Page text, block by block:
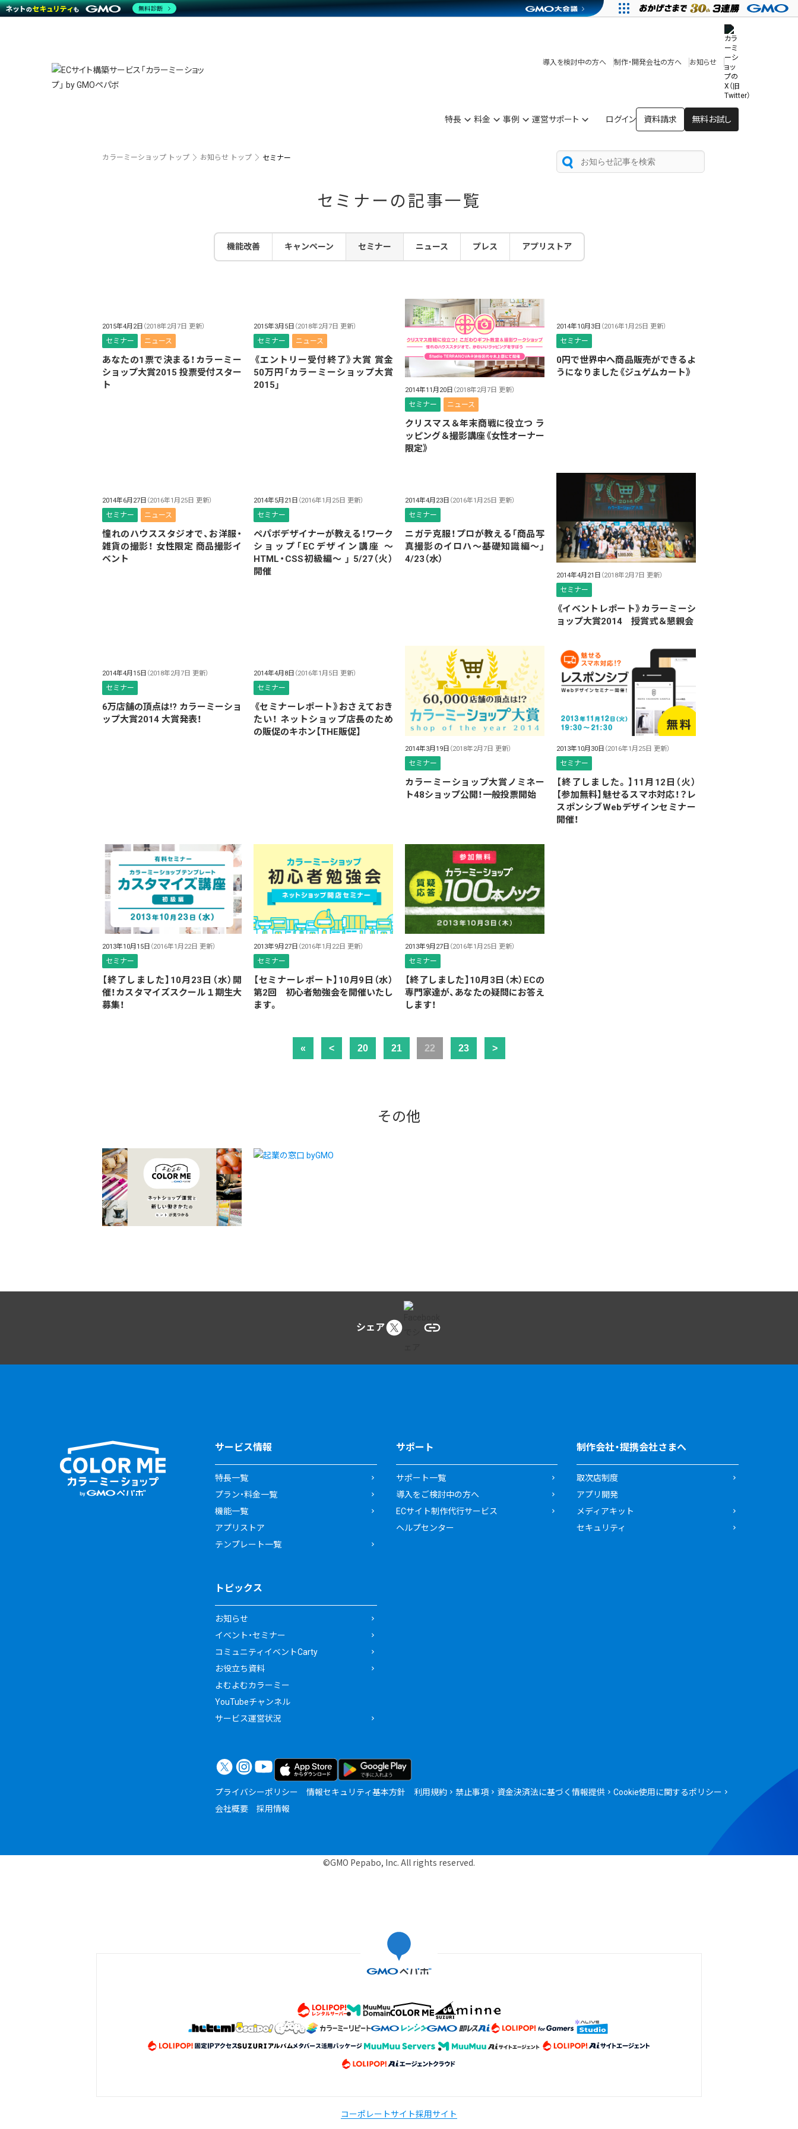
特長 料金 事例 運営サポート ログイン 資料請求 無料お試し
導入を検討中の方へ 制作・開発会社の方へ お知らせ
特長
商材一覧を見る
特長別に見る
売上につながる集客
顧客ロイヤリティを向上
複数店舗との連携
業種別に見る その他
テンプレート一覧
料金シミュレーション
運営サポート
開発・API連携代行
ヘルプセンター
カラーミーショップ トップ お知らせ トップ セミナー
セミナーの記事一覧
機能改善 キャンペーン セミナー ニュース プレス アプリストア
2015年4月2日 （2018年2月7日 更新）
セミナー ニュース
あなたの1票で決まる！カラーミー
ショップ大賞2015 投票受付スター
ト
2015年3月5日 （2018年2月7日 更新）
セミナー ニュース
《エントリー受付終了》大賞 賞金
50万円「カラーミーショップ大賞
2015」
2014年11月20日 （2018年2月7日 更新）
セミナー ニュース
クリスマス＆年末商戦に役立つ ラ
ッピング＆撮影講座《女性オーナー
限定》
2014年10月3日 （2016年1月25日 更新）
セミナー
0円で世界中へ商品販売ができるよ
うになりました《ジュゲムカート》
2014年6月27日 （2016年1月25日 更新）
セミナー ニュース
憧れのハウススタジオで、お洋服・
雑貨の撮影！ 女性限定 商品撮影イ
ベント
2014年5月21日 （2016年1月25日 更新）
セミナー
ペパボデザイナーが教える！ワーク
ショップ「ECデザイン講座 〜
HTML・CSS初級編〜 」 5/27（火）
開催
2014年4月23日 （2016年1月25日 更新）
セミナー
ニガテ克服！プロが教える「商品写
真撮影のイロハ〜基礎知識編〜」
4/23（水）
2014年4月21日 （2018年2月7日 更新）
セミナー
《イベントレポート》カラーミーシ
ョップ大賞2014 授賞式＆懇親会
2014年4月15日 （2018年2月7日 更新）
セミナー
6万店舗の頂点は!? カラーミーショ
ップ大賞2014 大賞発表！
2014年4月8日 （2016年1月5日 更新）
セミナー
《セミナーレポート》おさえておき
たい！ ネットショップ店長のため
の販促のキホン【THE販促】
2014年3月19日 （2018年2月7日 更新）
セミナー
カラーミーショップ大賞ノミネー
ト48ショップ公開！一般投票開始
2013年10月30日 （2016年1月25日 更新）
セミナー
【終了しました。】11月12日（火）
【参加無料】魅せるスマホ対応！？レ
スポンシブWebデザインセミナー
開催！
2013年10月15日 （2016年1月22日 更新）
セミナー
【終了しました】10月23日（水）開
催！カスタマイズスクール１期生大
募集！
2013年9月27日 （2016年1月22日 更新）
セミナー
【セミナーレポート】10月9日（水）
第2回 初心者勉強会を開催いたし
ます。
2013年9月27日 （2016年1月25日 更新）
セミナー
【終了しました】10月3日（木）ECの
専門家達が、あなたの疑問にお答え
します！
« < 20 21 22 23 >
その他
シェア
サービス情報
特長一覧
プラン・料金一覧
機能一覧
アプリストア
テンプレート一覧
サポート
サポート一覧
導入をご検討中の方へ
ECサイト制作代行サービス
ヘルプセンター
制作会社・提携会社さまへ
取次店制度
アプリ開発
メディアキット
セキュリティ
トピックス
お知らせ
イベント・セミナー
コミュニティイベントCarty
お役立ち資料
よむよむカラーミー
YouTubeチャンネル
サービス運営状況
プライバシーポリシー 情報セキュリティ基本方針 利用規約 禁止事項 資金決済法に基づく情報提供
Cookie使用に関するポリシー
会社概要
採用情報
©GMO Pepabo, Inc. All rights reserved.
コーポレートサイト採用サイト
無料診断